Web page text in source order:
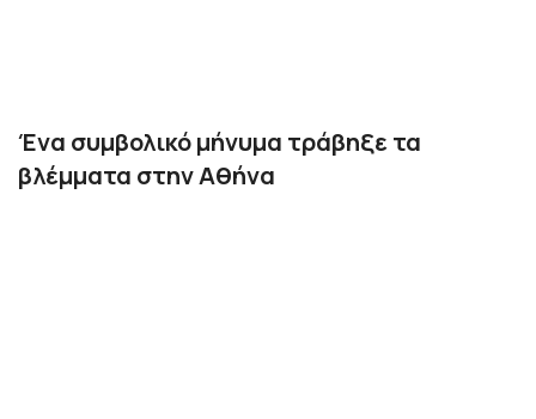
Ένα συμβολικό μήνυμα τράβηξε τα
βλέμματα στην Αθήνα